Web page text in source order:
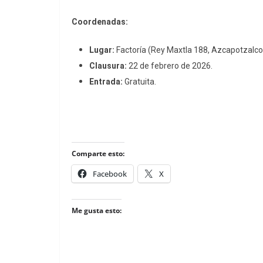
Coordenadas:
Lugar: Factoría (Rey Maxtla 188,
Clausura: 22 de febrero de 2026.
Entrada: Gratuita.
Comparte esto:
Facebook X
Me gusta esto: